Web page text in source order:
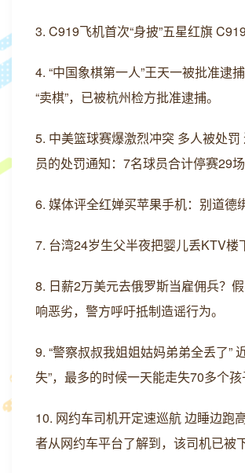
3. C919飞机首次“身披”五星红旗
4. “中国象棋第一人”王天一被批准逮
“卖棋”，已被杭州检方批准逮捕。
5. 中美篮球赛爆激烈冲突 多人被处
员的处罚通知：7名球员合计停赛29场
6. 媒体评全红婵买苹果手机：别道德
7. 台湾24岁生父半夜把婴儿丢KTV楼
8. 日薪2万美元去俄罗斯当雇佣兵？
响恶劣，警方呼吁抵制造谣行为。
9. “警察叔叔我姐姐姑妈弟弟全丢了”
失”，最多的时候一天能走失70多个孩
10. 网约车司机开定速巡航 边睡边跑
者从网约车平台了解到，该司机已被